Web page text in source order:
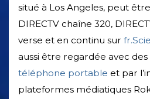
situé à Los Angeles, peut
DIRECTV chaîne 320,
verse et en continu sur
aussi être regardée avec des
téléphone portable et par
plateformes médiatiques